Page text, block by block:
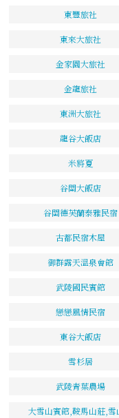
東豐旅社
東來大旅社
金家園大旅社
金龍旅社
東洲大旅社
龍谷大飯店
米將夏
谷關大飯店
谷關德芙蘭泰雅民宿
古都民宿木屋
御群露天溫泉會館
武陵國民賓館
戀戀風情民宿
東谷大飯店
雪杉居
武陵青葉農場
大雪山賓館,鞍馬山莊,雪